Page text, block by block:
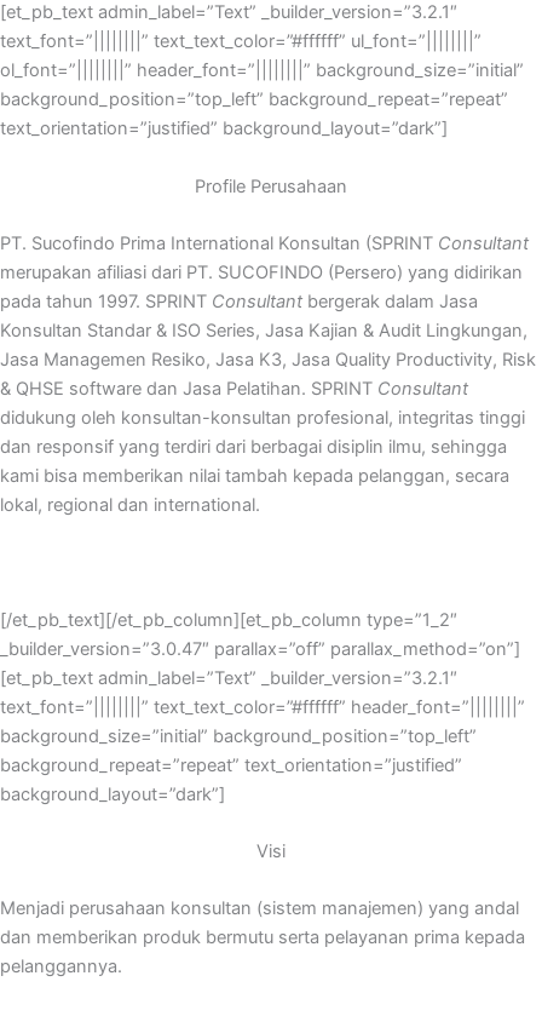
[et_pb_text admin_label=”Text” _builder_version=”3.2.1″
text_font=”||||||||” text_text_color=”#ffffff” ul_font=”||||||||”
ol_font=”||||||||” header_font=”||||||||” background_size=”initial”
background_position=”top_left” background_repeat=”repeat”
text_orientation=”justified” background_layout=”dark”]
Profile Perusahaan
PT. Sucofindo Prima International Konsultan (SPRINT Consultant
merupakan afiliasi dari PT. SUCOFINDO (Persero) yang didirikan
pada tahun 1997. SPRINT Consultant bergerak dalam Jasa
Konsultan Standar & ISO Series, Jasa Kajian & Audit Lingkungan,
Jasa Managemen Resiko, Jasa K3, Jasa Quality Productivity, Risk
& QHSE software dan Jasa Pelatihan. SPRINT Consultant
didukung oleh konsultan-konsultan profesional, integritas tinggi
dan responsif yang terdiri dari berbagai disiplin ilmu, sehingga
kami bisa memberikan nilai tambah kepada pelanggan, secara
lokal, regional dan international.
[/et_pb_text][/et_pb_column][et_pb_column type=”1_2″
_builder_version=”3.0.47″ parallax=”off” parallax_method=”on”]
[et_pb_text admin_label=”Text” _builder_version=”3.2.1″
text_font=”||||||||” text_text_color=”#ffffff” header_font=”||||||||”
background_size=”initial” background_position=”top_left”
background_repeat=”repeat” text_orientation=”justified”
background_layout=”dark”]
Visi
Menjadi perusahaan konsultan (sistem manajemen) yang andal
dan memberikan produk bermutu serta pelayanan prima kepada
pelanggannya.